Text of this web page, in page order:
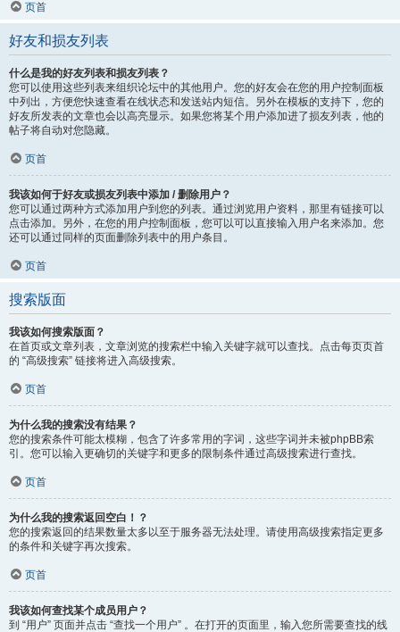
页首
好友和损友列表
什么是我的好友列表和损友列表？
您可以使用这些列表来组织论坛中的其他用户。您的好友会在您的用户控制面板
中列出，方便您快速查看在线状态和发送站内短信。另外在模板的支持下，您的
好友所发表的文章也会以高亮显示。如果您将某个用户添加进了损友列表，他的
帖子将自动对您隐藏。
页首
我该如何于好友或损友列表中添加 / 删除用户？
您可以通过两种方式添加用户到您的列表。通过浏览用户资料，那里有链接可以
点击添加。另外，在您的用户控制面板，您可以可以直接输入用户名来添加。您
还可以通过同样的页面删除列表中的用户条目。
页首
搜索版面
我该如何搜索版面？
在首页或文章列表，文章浏览的搜索栏中输入关键字就可以查找。点击每页页首
的 “高级搜索” 链接将进入高级搜索。
页首
为什么我的搜索没有结果？
您的搜索条件可能太模糊，包含了许多常用的字词，这些字词并未被phpBB索
引。您可以输入更确切的关键字和更多的限制条件通过高级搜索进行查找。
页首
为什么我的搜索返回空白！？
您的搜索返回的结果数量太多以至于服务器无法处理。请使用高级搜索指定更多
的条件和关键字再次搜索。
页首
我该如何查找某个成员用户？
到 “用户” 页面并点击 “查找一个用户” 。在打开的页面里，输入您所需要查找的线